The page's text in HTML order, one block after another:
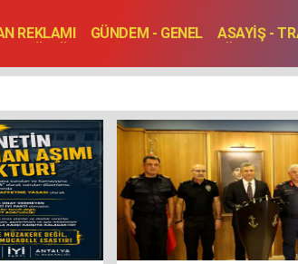
REKLAMI GÜNDEM - GENEL
ASAYİŞ -
- DÜĞÜN